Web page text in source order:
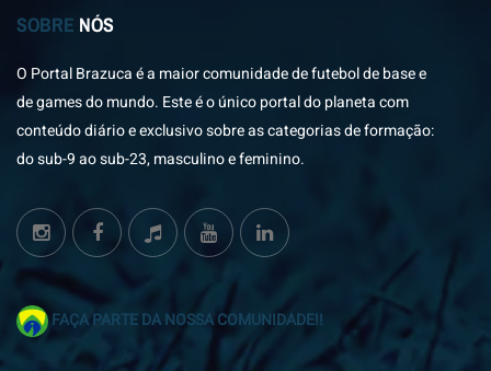
SOBRE NÓS
O Portal Brazuca é a maior comunidade de futebol de base e
de games do mundo. Este é o único portal do planeta com
conteúdo diário e exclusivo sobre as categorias de formação:
do sub-9 ao sub-23, masculino e feminino.
FAÇA PARTE DA NOSSA COMUNIDADE!!